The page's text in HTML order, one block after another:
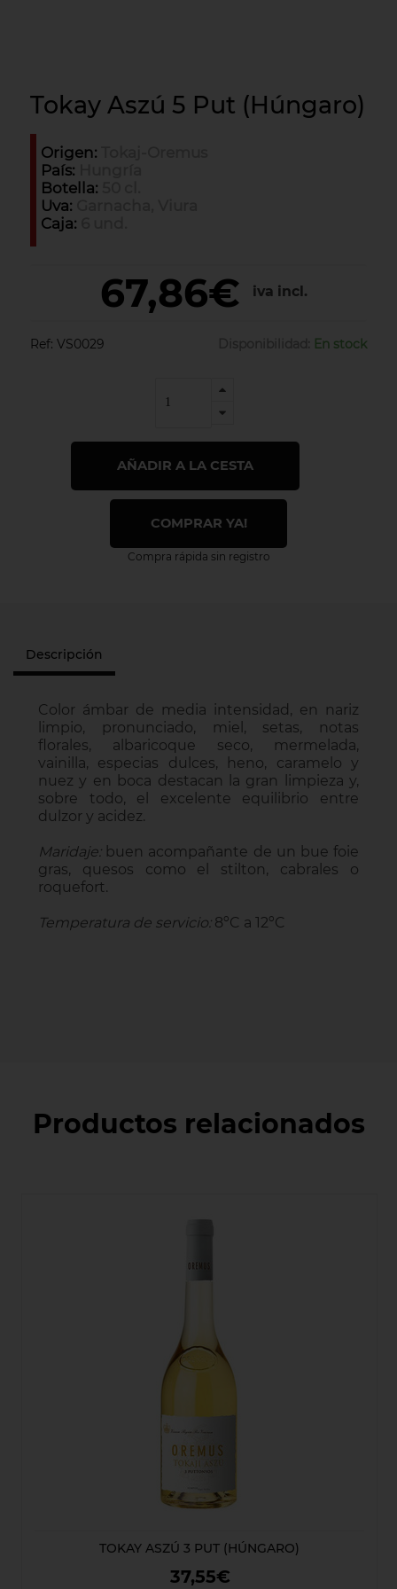
Tokay Aszú 5 Put (Húngaro)
Origen:
País:
Botella:
Uva:
Caja:
67,86€ iva incl.
En stock
Ref: VS0029
AÑADIR A LA CESTA
COMPRAR YA!
Compra rápida sin registro
Descripción
Color ámbar de media intensidad, en nariz
limpio, pronunciado, miel, setas, notas
florales, albaricoque seco, mermelada,
vainilla, especias dulces, heno, caramelo y
nuez y en boca destacan la gran limpieza y,
sobre todo, el excelente equilibrio entre
dulzor y acidez.
Maridaje:buen acompañante de un bue foie
gras, quesos como el stilton, cabrales o
roquefort.
Temperatura de servicio:8ºC a 12ºC
Productos relacionados
TOKAY ASZÚ 3 PUT (HÚNGARO)
37,55€